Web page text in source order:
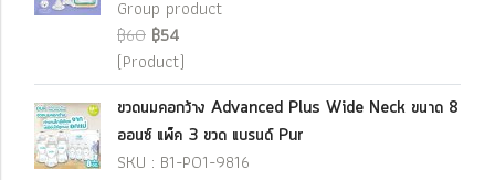
Group product
฿60 ฿54
(Product)
ขวดนมคอกว้าง Advanced Plus Wide Neck ขนาด 8
ออนซ์ แพ็ค 3 ขวด แบรนด์ Pur
SKU : B1-P01-9816